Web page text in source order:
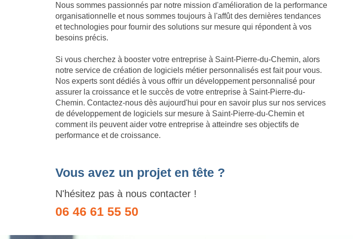
Nous sommes passionnés par notre mission d'amélioration de la performance
organisationnelle et nous sommes toujours à l'affût des dernières tendances
et technologies pour fournir des solutions sur mesure qui répondent à vos
besoins précis.
Si vous cherchez à booster votre entreprise à Saint-Pierre-du-Chemin, alors
notre service de création de logiciels métier personnalisés est fait pour vous.
Nos experts sont dédiés à vous offrir un développement personnalisé pour
assurer la croissance et le succès de votre entreprise à Saint-Pierre-du-
Chemin. Contactez-nous dès aujourd'hui pour en savoir plus sur nos services
de développement de logiciels sur mesure à Saint-Pierre-du-Chemin et
comment ils peuvent aider votre entreprise à atteindre ses objectifs de
performance et de croissance.
Vous avez un projet en tête ?
N'hésitez pas à nous contacter !
06 46 61 55 50